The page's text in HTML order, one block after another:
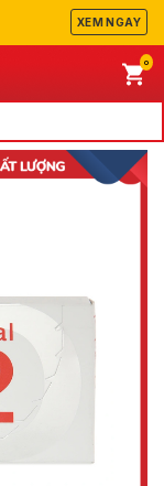
XEM NGAY
0